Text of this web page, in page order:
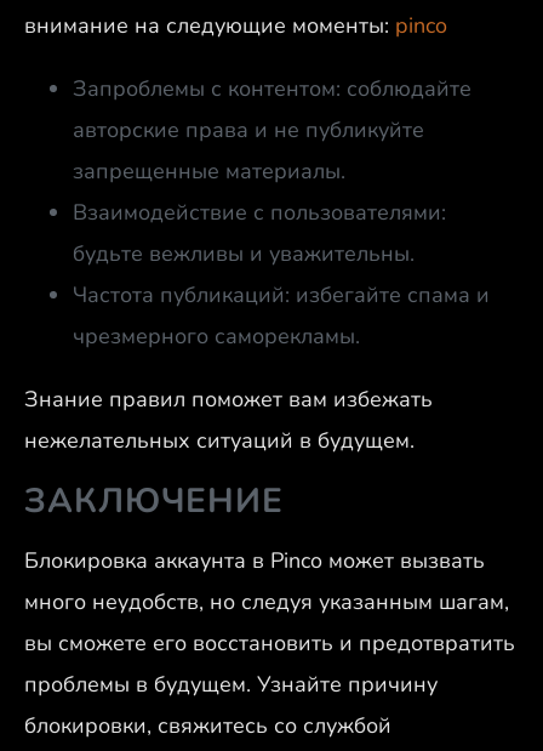
внимание на следующие моменты: pinco
Запроблемы с контентом: соблюдайте
авторские права и не публикуйте
запрещенные материалы.
Взаимодействие с пользователями:
будьте вежливы и уважительны.
Частота публикаций: избегайте спама и
чрезмерного саморекламы.
Знание правил поможет вам избежать
нежелательных ситуаций в будущем.
ЗАКЛЮЧЕНИЕ
Блокировка аккаунта в Pinco может вызвать
много неудобств, но следуя указанным шагам,
вы сможете его восстановить и предотвратить
проблемы в будущем. Узнайте причину
блокировки, свяжитесь со службой